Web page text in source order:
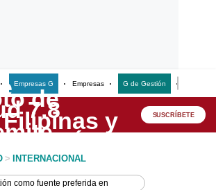
Empresas G Empresas G de Gestión
SUSCRÍBETE
> INTERNACIONAL
como fuente preferida en